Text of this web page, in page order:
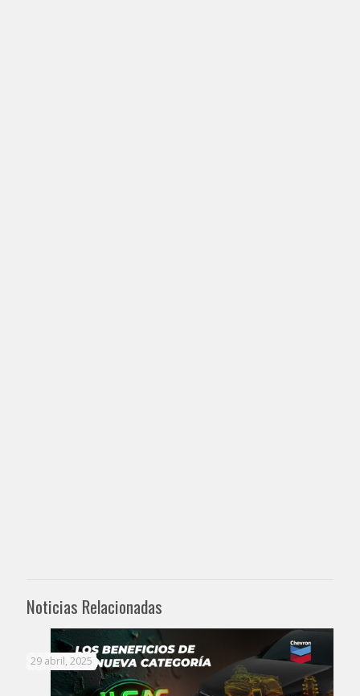
Noticias Relacionadas
29 abril, 2025